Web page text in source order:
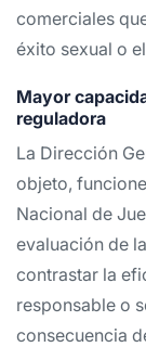
comerciales
éxito sexual o
Mayor
reguladora
La Dirección
objeto,
Nacional de
evaluación de
contrastar la
responsable o
consecuencia